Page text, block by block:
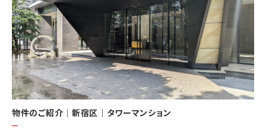
(9) 雇用管理及び社内手続のため（役職員の個人情報について）、並びに人材採用活動
における選考及び連絡のため（応募者の個人情報について）
(10) KWエージェント並びに当社及びKW加盟店の役職員に関する情報に関して、当該
情報を当社又はKWライセンサーが運営するウェブサイト（当社又はKWライセンサーか
ら委託を受けた第三者によって運営されるウェブサイトを含み、当該ウェブサイトが一般
向けに公開される場合を含みます。）上に掲載するため
(11) 株主管理、会社法その他法令上の手続対応のため（株主、新株予約権者等の個人情
報について）
(12) 当社のサービスを通じて実施された不動産に関する取引の実績について、個人を識
別できない形式に加工した統計データを作成するため
(13) その他、上記利用目的に付随する目的のため
物件のご紹介｜新宿区｜タワーマンション